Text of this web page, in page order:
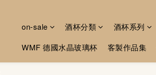
on-sale 酒杯分類 酒杯系列
WMF 德國水晶玻璃杯
客製作品集